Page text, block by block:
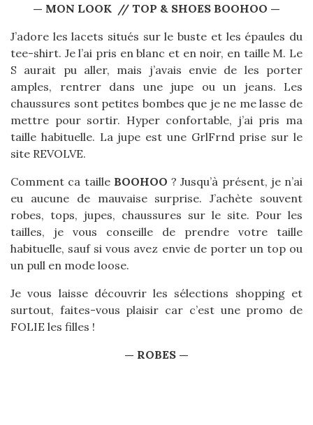
— MON LOOK // TOP & SHOES BOOHOO —
J’adore les lacets situés sur le buste et les épaules du
tee-shirt. Je l’ai pris en blanc et en noir, en taille M. Le
S aurait pu aller, mais j’avais envie de les porter
amples, rentrer dans une jupe ou un jeans. Les
chaussures sont petites bombes que je ne me lasse de
mettre pour sortir. Hyper confortable, j’ai pris ma
taille habituelle. La jupe est une GrlFrnd prise sur le
site REVOLVE.
Comment ca taille BOOHOO ? Jusqu’à présent, je n’ai
eu aucune de mauvaise surprise. J’achète souvent
robes, tops, jupes, chaussures sur le site. Pour les
tailles, je vous conseille de prendre votre taille
habituelle, sauf si vous avez envie de porter un top ou
un pull en mode loose.
Je vous laisse découvrir les sélections shopping et
surtout, faites-vous plaisir car c’est une promo de
FOLIE les filles !
— ROBES —